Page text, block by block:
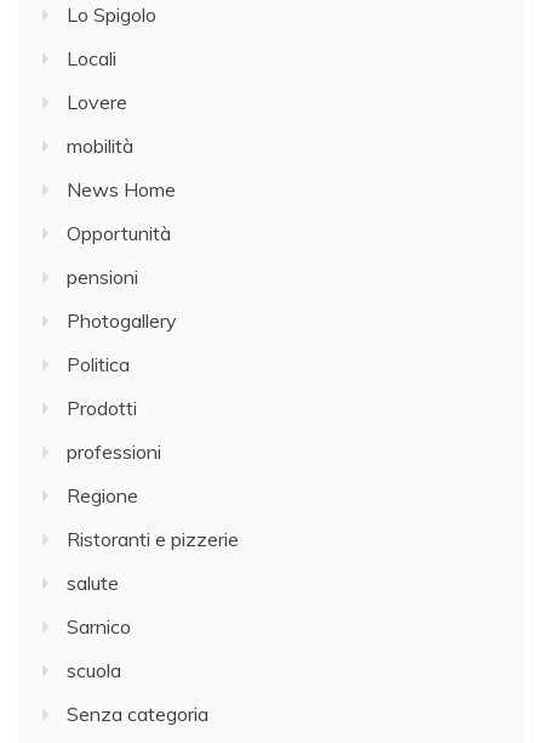
Lo Spigolo
Locali
Lovere
mobilità
News Home
Opportunità
pensioni
Photogallery
Politica
Prodotti
professioni
Regione
Ristoranti e pizzerie
salute
Sarnico
scuola
Senza categoria